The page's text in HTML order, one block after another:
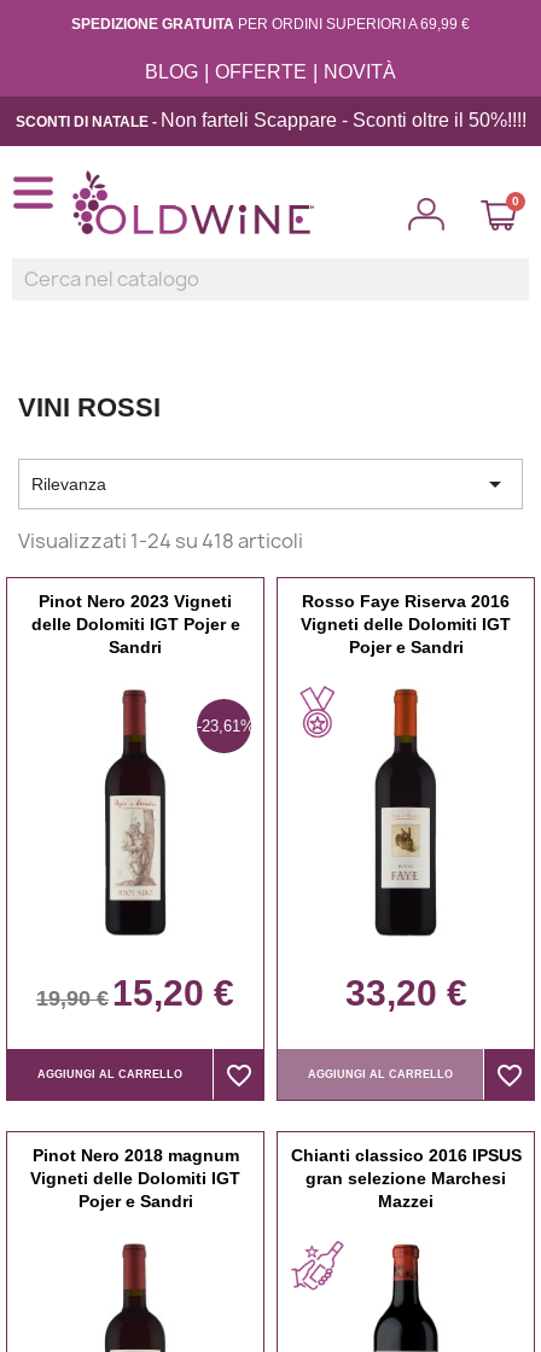
SPEDIZIONE GRATUITA PER ORDINI SUPERIORI A 69,99 €
BLOG | OFFERTE | NOVITÀ
SCONTI DI NATALE - Non farteli Scappare - Sconti oltre il 50%!!!!
VINI ROSSI
Rilevanza 
Visualizzati 1-24 su 418 articoli
Pinot Nero 2023 Vigneti
delle Dolomiti IGT Pojer e
Sandri
-23,61%
19,90 € 15,20 €
AGGIUNGI AL CARRELLO favorite_border
favorite_border
Rosso Faye Riserva 2016
Vigneti delle Dolomiti IGT
Pojer e Sandri
33,20 €
AGGIUNGI AL CARRELLO favorite_border
favorite_border
Pinot Nero 2018 magnum
Vigneti delle Dolomiti IGT
Pojer e Sandri
Chianti classico 2016 IPSUS
gran selezione Marchesi
Mazzei